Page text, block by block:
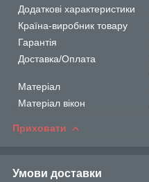
Додаткові характеристики
Країна-виробник товару
Гарантія
Доставка/Оплата
Матеріал
Матеріал вікон
Приховати
Умови доставки